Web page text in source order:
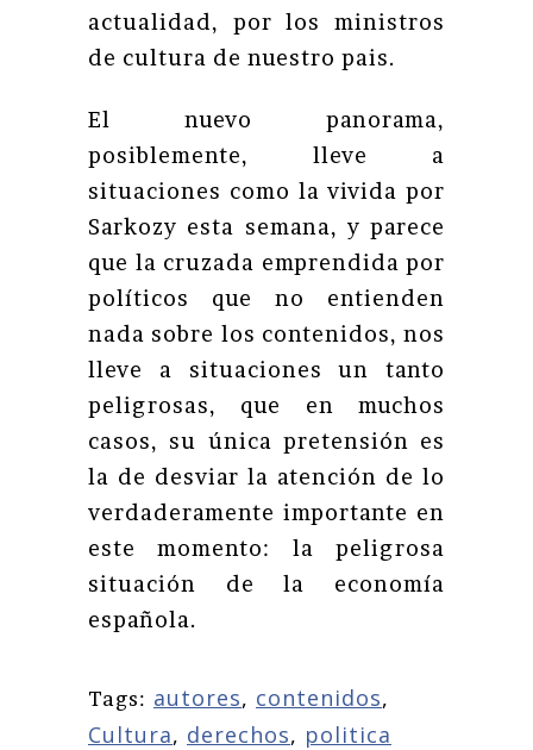
actualidad, por los ministros
de cultura de nuestro pais.
El nuevo panorama,
posiblemente, lleve a
situaciones como la vivida por
Sarkozy esta semana, y parece
que la cruzada emprendida por
políticos que no entienden
nada sobre los contenidos, nos
lleve a situaciones un tanto
peligrosas, que en muchos
casos, su única pretensión es
la de desviar la atención de lo
verdaderamente importante en
este momento: la peligrosa
situación de la economía
española.
Tags: autores, contenidos,
Cultura, derechos, politica